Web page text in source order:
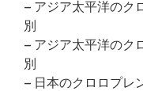
– アジア太平洋のク
別
– アジア太平洋のク
別
– 日本のクロロプレ